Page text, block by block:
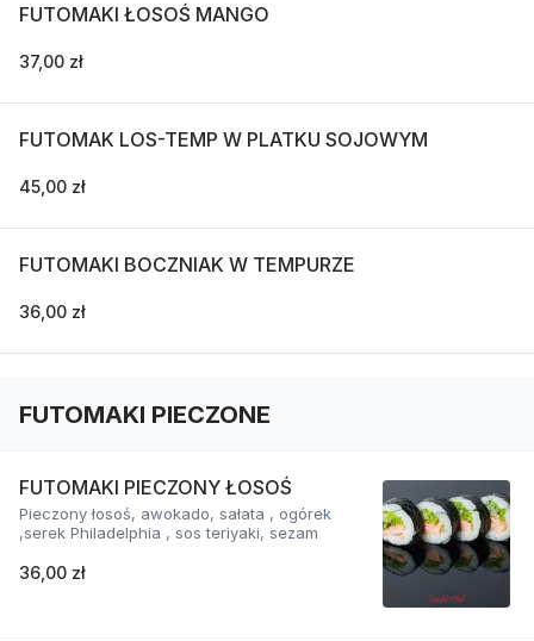
FUTOMAKI ŁOSOŚ MANGO
37,00 zł
FUTOMAK LOS-TEMP W PLATKU SOJOWYM
45,00 zł
FUTOMAKI BOCZNIAK W TEMPURZE
36,00 zł
FUTOMAKI PIECZONE
FUTOMAKI PIECZONY ŁOSOŚ
Pieczony łosoś, awokado, sałata , ogórek
,serek Philadelphia , sos teriyaki, sezam
36,00 zł